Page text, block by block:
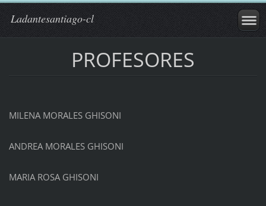
Ladantesantiago-cl
PROFESORES
MILENA MORALES GHISONI
ANDREA MORALES GHISONI
MARIA ROSA GHISONI